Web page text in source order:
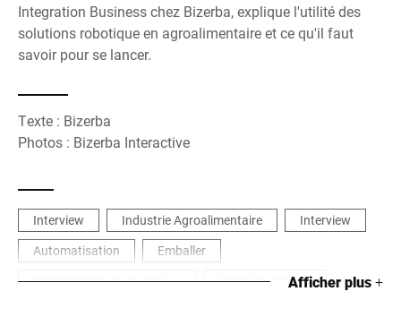
Integration Business chez Bizerba, explique l'utilité des
solutions robotique en agroalimentaire et ce qu'il faut
savoir pour se lancer.
Texte : Bizerba
Photos : Bizerba Interactive
Interview Industrie Agroalimentaire
Interview
Automatisation
Emballer
Optimisation du processus
Santé et sécuritéAfficher plus+